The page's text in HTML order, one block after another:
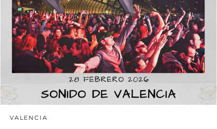
VALENCIA